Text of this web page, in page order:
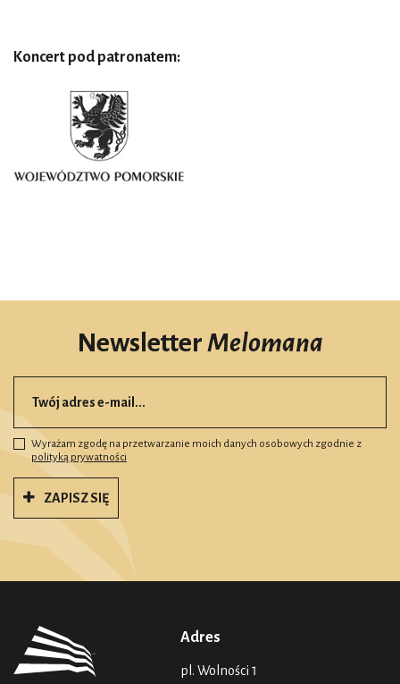
Koncert pod patronatem:
NewsletterMelomana
Wyrażam zgodę na przetwarzanie moich danych osobowych zgodnie z
polityką prywatności
ZAPISZ SIĘ
Adres
pl. Wolności 1